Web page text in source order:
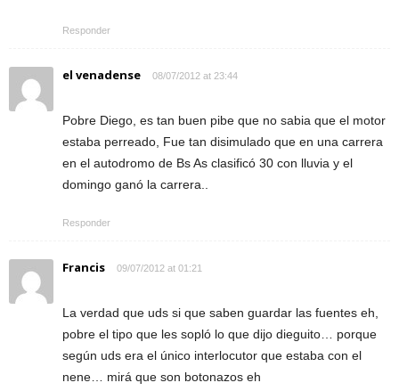
Responder
el venadense 08/07/2012 at 23:44
Pobre Diego, es tan buen pibe que no sabia que el motor
estaba perreado, Fue tan disimulado que en una carrera
en el autodromo de Bs As clasificó 30 con lluvia y el
domingo ganó la carrera..
Responder
Francis 09/07/2012 at 01:21
La verdad que uds si que saben guardar las fuentes eh,
pobre el tipo que les sopló lo que dijo dieguito… porque
según uds era el único interlocutor que estaba con el
nene… mirá que son botonazos eh